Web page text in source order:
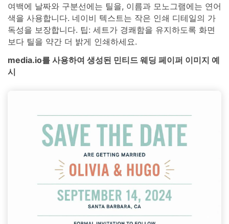
여백에 날짜와 구분선에는 틸을, 이름과 모노그램에는 연어
색을 사용합니다. 네이비 텍스트는 작은 인쇄 디테일의 가
독성을 보장합니다. 팁: 세트가 경쾌함을 유지하도록 화면
보다 틸을 약간 더 밝게 인쇄하세요.
media.io를 사용하여 생성된 민티드 웨딩 페이퍼 이미지 예
시